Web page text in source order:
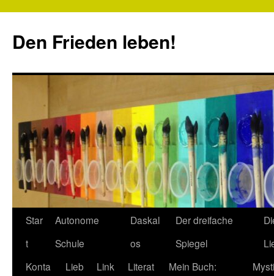
springen
Den Frieden leben!
Star
t
Autonome
Schule
Daskal
os
Der dreifache
Spiegel
Konta
Lieb
Link
Literat
Mein Buch: